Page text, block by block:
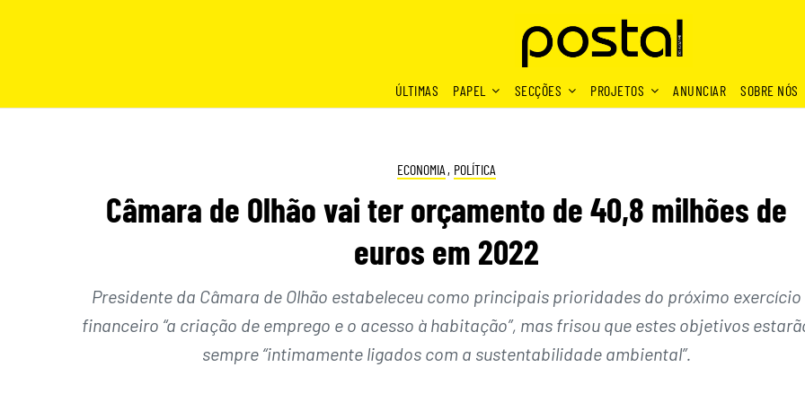
ÚLTIMAS
PAPEL SECÇÕES PROJETOS ANUNCIAR SOBRE NÓS
ECONOMIA , POLÍTICA
Câmara de Olhão vai ter orçamento de 40,8 milhões de
euros em 2022
Presidente da Câmara de Olhão estabeleceu como principais prioridades do próximo exercício
financeiro “a criação de emprego e o acesso à habitação”, mas frisou que estes objetivos
sempre “intimamente ligados com a sustentabilidade ambiental”.